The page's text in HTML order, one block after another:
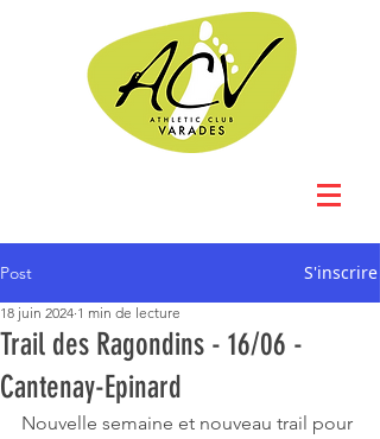
Post S'inscrire
Trail des Ragondins - 16/06 -
Cantenay-Epinard
18 juin 2024 1 min de lecture
Nouvelle semaine et nouveau trail pour